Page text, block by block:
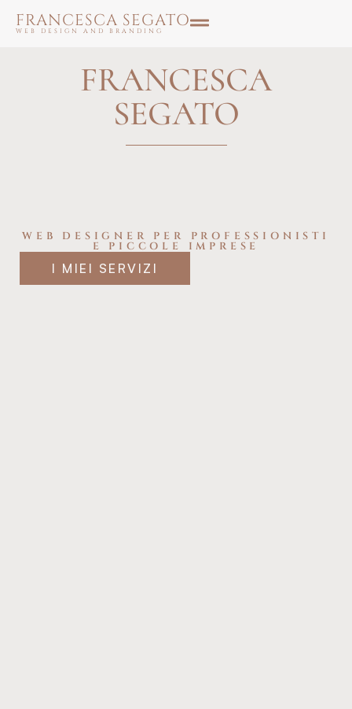
FRANCESCA SEGATO
WEB DESIGN AND BRANDING
FRANCESCA
SEGATO
WEB DESIGNER PER PROFESSIONISTI
E PICCOLE IMPRESE
I MIEI SERVIZI